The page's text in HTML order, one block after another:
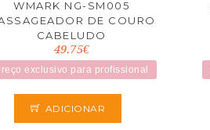
WMARK NG-SM005
DE COURO
CABELUDO
49.75€
exclusivo para profissional
ADICIONAR